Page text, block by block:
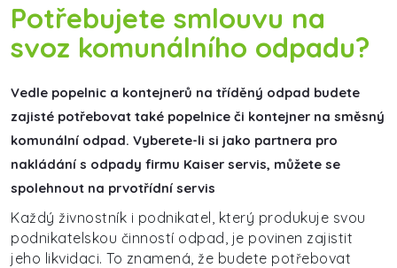
Potřebujete smlouvu na
svoz komunálního odpadu?
Vedle popelnic a kontejnerů na tříděný odpad budete
zajisté potřebovat také popelnice či kontejner na směsný
komunální odpad. Vyberete-li si jako partnera pro
nakládání s odpady firmu Kaiser servis, můžete se
spolehnout na prvotřídní servis
Každý živnostník i podnikatel, který produkuje svou
podnikatelskou činností odpad, je povinen zajistit
jeho likvidaci. To znamená, že budete potřebovat